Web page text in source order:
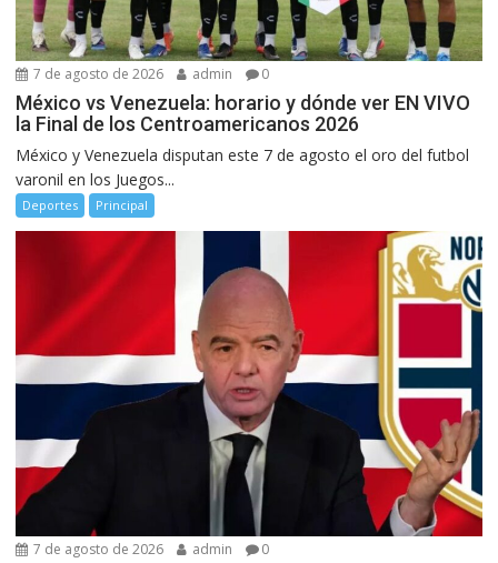
7 de agosto de 2026 admin 0
México vs Venezuela: horario y dónde ver EN VIVO
la Final de los Centroamericanos 2026
México y Venezuela disputan este 7 de agosto el oro del futbol
varonil en los Juegos...
Deportes Principal
7 de agosto de 2026 admin 0